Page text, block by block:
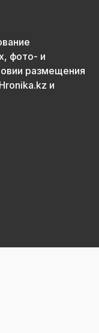
фото- и
размещения
и